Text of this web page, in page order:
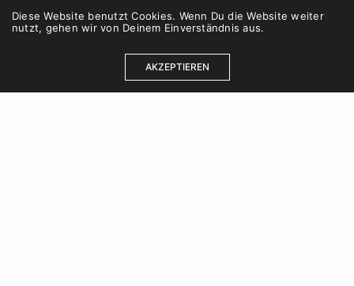
Diese Website benutzt Cookies. Wenn Du die Website weiter
nutzt, gehen wir von Deinem Einverständnis aus.
AKZEPTIEREN